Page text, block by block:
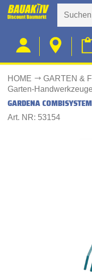
HOME GARTEN &
Garten-Handwerkzeuge
GARDENA
Art. NR: 53154